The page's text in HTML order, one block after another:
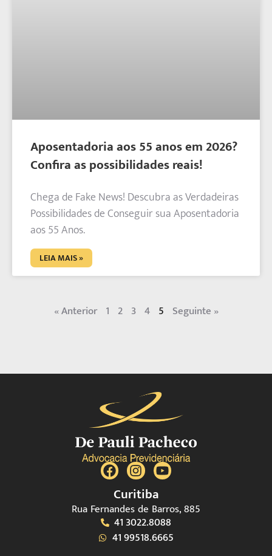
Aposentadoria aos 55 anos em 2026?
Confira as possibilidades reais!
Chega de Fake News! Descubra as Verdadeiras
Possibilidades de Conseguir sua Aposentadoria
aos 55 Anos.
LEIA MAIS »
« Anterior 1 2 3 4 5 Seguinte »
Curitiba
Rua Fernandes de Barros, 885
41 3022.8088
41 99518.6665